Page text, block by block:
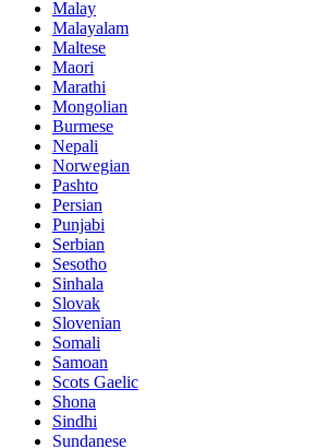
Malay
Malayalam
Maltese
Maori
Marathi
Mongolian
Burmese
Nepali
Norwegian
Pashto
Persian
Punjabi
Serbian
Sesotho
Sinhala
Slovak
Slovenian
Somali
Samoan
Scots Gaelic
Shona
Sindhi
Sundanese